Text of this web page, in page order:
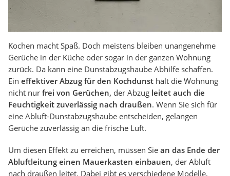
Kochen macht Spaß. Doch meistens bleiben unangenehme
Gerüche in der Küche oder sogar in der ganzen Wohnung
zurück. Da kann eine Dunstabzugshaube Abhilfe schaffen.
Ein effektiver Abzug für den Kochdunst hält die Wohnung
nicht nur frei von Gerüchen, der Abzug leitet auch die
Feuchtigkeit zuverlässig nach draußen. Wenn Sie sich für
eine Abluft-Dunstabzugshaube entscheiden, gelangen
Gerüche zuverlässig an die frische Luft.
Um diesen Effekt zu erreichen, müssen Sie an das Ende der
Abluftleitung einen Mauerkasten einbauen, der Abluft
nach draußen leitet. Dabei gibt es verschiedene Modelle,